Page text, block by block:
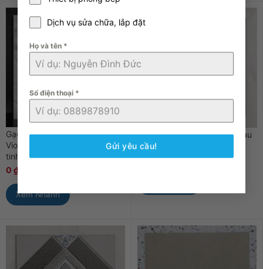
Dịch vụ sửa chữa, lắp đặt
Họ và tên *
Số điện thoại *
Gửi yêu cầu!
Gạch Porcelain 60x60cm
Viova VN66039 men bóng vi
tinh
0 ₫
Xem Nhanh
Gạch lát Viova VM66002 màu
ghi 60x60cm
0₫ 0₫